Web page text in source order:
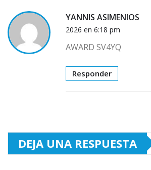
YANNIS ASIMENIOS
2026 en 6:18 pm
AWARD SV4YQ
Responder
DEJA UNA RESPUESTA